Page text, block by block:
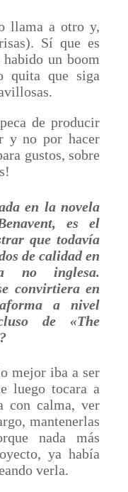
llama a otro y,
Sí que es
un boom
quita que siga
de producir
y no por hacer
gustos, sobre
en la novela
es el
que todavía
de calidad en
no inglesa.
convirtiera en
a nivel
de «The
?
mejor iba a ser
luego tocara a
con calma, ver
mantenerlas
nada más
ya había
verla.